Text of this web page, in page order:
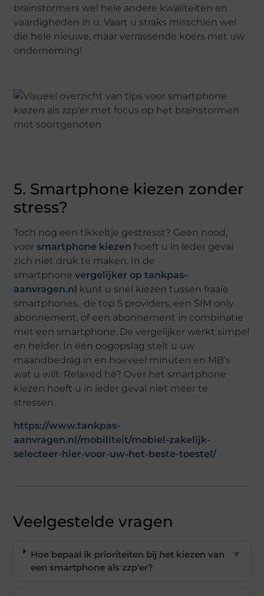
brainstormers wel hele andere kwaliteiten en
vaardigheden in u. Vaart u straks misschien wel
die hele nieuwe, maar verrassende koers met uw
onderneming!
5. Smartphone kiezen zonder
stress?
Toch nog een tikkeltje gestresst? Geen nood,
voor smartphone kiezen hoeft u in ieder geval
zich niet druk te maken. In de
smartphonevergelijker op tankpas-
aanvragen.nl
kunt u snel kiezen tussen fraaie
smartphones, de top 5 providers, een SIM only
abonnement, of een abonnement in combinatie
met een smartphone. De vergelijker werkt simpel
en helder. In één oogopslag stelt u uw
maandbedrag in en hoeveel minuten en MB’s
wat u wilt. Relaxed hè? Over het smartphone
kiezen hoeft u in ieder geval niet meer te
stressen.
https://www.tankpas-
aanvragen.nl/mobiliteit/mobiel-zakelijk-
selecteer-hier-voor-uw-het-beste-toestel/
Veelgestelde vragen
Hoe bepaal ik prioriteiten bij het kiezen van
een smartphone als zzp'er?
▼